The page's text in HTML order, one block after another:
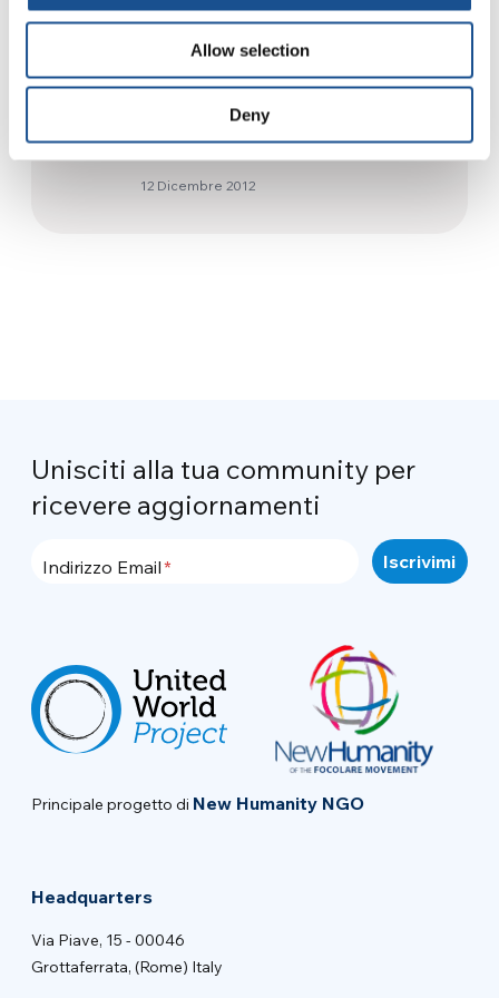
Allow selection
Deny
Luci lontane
7 Febbraio 2023
L’Uwp da Katalin Bogyay
12 Dicembre 2012
Unisciti alla tua community per
ricevere aggiornamenti
Indirizzo Email
Principale progetto di New Humanity NGO
Headquarters
Via Piave, 15 - 00046
Grottaferrata, (Rome) Italy